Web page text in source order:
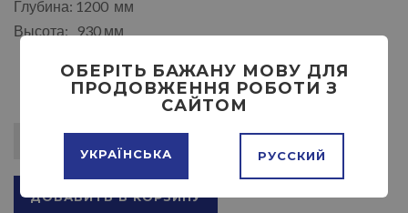
Глубина: 1200 мм
Высота: 930 мм
ДОБАВИТЬ В КОРЗИНУ
ОБЕРІТЬ БАЖАНУ МОВУ ДЛЯ
ПРОДОВЖЕННЯ РОБОТИ З
САЙТОМ
УКРАЇНСЬКА РУССКИЙ